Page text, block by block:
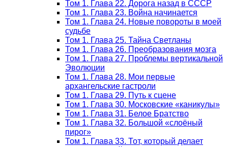
Том 1. Глава 22. Дорога назад в СССР
Том 1. Глава 23. Война начинается
Том 1. Глава 24. Новые повороты в моей
судьбе
Том 1. Глава 25. Тайна Светланы
Том 1. Глава 26. Преобразования мозга
Том 1. Глава 27. Проблемы вертикальной
Эволюции
Том 1. Глава 28. Мои первые
архангельские гастроли
Том 1. Глава 29. Путь к сцене
Том 1. Глава 30. Московские «каникулы»
Том 1. Глава 31. Белое Братство
Том 1. Глава 32. Большой «слоёный
пирог»
Том 1. Глава 33. Тот, который делает